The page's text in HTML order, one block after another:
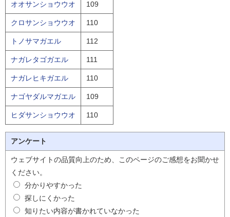
オオサンショウウオ 109
クロサンショウウオ 110
トノサマガエル 112
ナガレタゴガエル 111
ナガレヒキガエル 110
ナゴヤダルマガエル 109
ヒダサンショウウオ 110
アンケート
ウェブサイトの品質向上のため、このページのご感想をお聞かせ
ください。
分かりやすかった
探しにくかった
知りたい内容が書かれていなかった